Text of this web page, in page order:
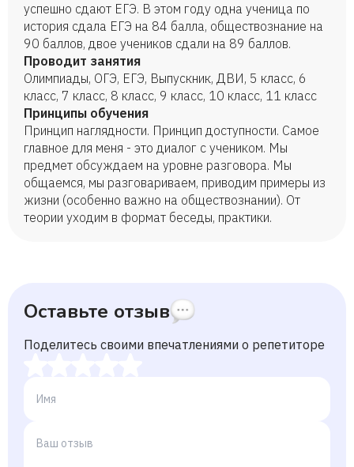
успешно сдают ЕГЭ. В этом году одна ученица по
история сдала ЕГЭ на 84 балла, обществознание на
90 баллов, двое учеников сдали на 89 баллов.
Проводит занятия
Олимпиады, ОГЭ, ЕГЭ, Выпускник, ДВИ, 5 класс, 6
класс, 7 класс, 8 класс, 9 класс, 10 класс, 11 класс
Принципы обучения
Принцип наглядности. Принцип доступности. Самое
главное для меня - это диалог с учеником. Мы
предмет обсуждаем на уровне разговора. Мы
общаемся, мы разговариваем, приводим примеры из
жизни (особенно важно на обществознании). От
теории уходим в формат беседы, практики.
Оставьте отзыв
Поделитесь своими впечатлениями о репетиторе